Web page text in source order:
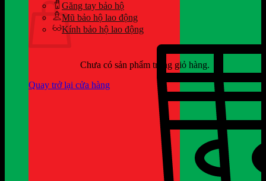
Chưa có sản phẩm trong giỏ hàng.
Quay trở lại cửa hàng
Găng tay bảo hộ
Mũ bảo hộ lao động
Kính bảo hộ lao động